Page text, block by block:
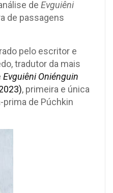
de Evguiêni
de passagens
pelo escritor e
tradutor da mais
Evguiêni Oniénguin
, primeira e única
prima de Púchkin